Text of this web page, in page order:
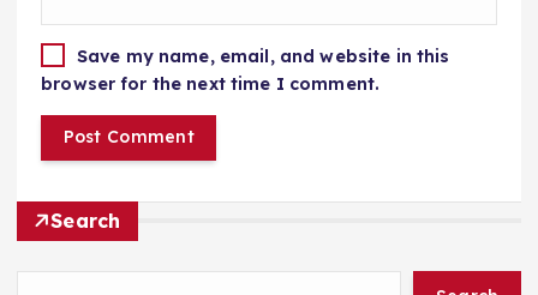
Save my name, email, and website in this
browser for the next time I comment.
Search